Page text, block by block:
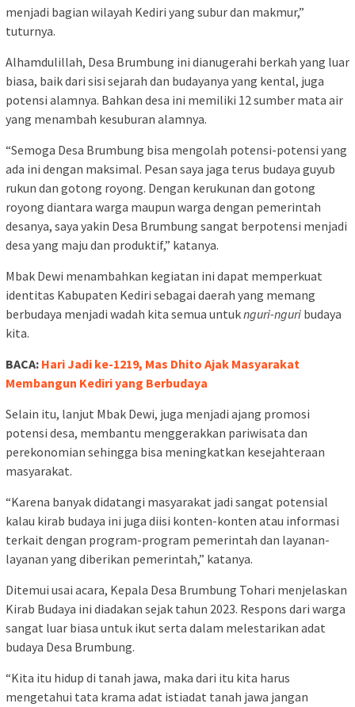
menjadi bagian wilayah Kediri yang subur dan makmur,”
tuturnya.
Alhamdulillah, Desa Brumbung ini dianugerahi berkah yang luar
biasa, baik dari sisi sejarah dan budayanya yang kental, juga
potensi alamnya. Bahkan desa ini memiliki 12 sumber mata air
yang menambah kesuburan alamnya.
“Semoga Desa Brumbung bisa mengolah potensi-potensi yang
ada ini dengan maksimal. Pesan saya jaga terus budaya guyub
rukun dan gotong royong. Dengan kerukunan dan gotong
royong diantara warga maupun warga dengan pemerintah
desanya, saya yakin Desa Brumbung sangat berpotensi menjadi
desa yang maju dan produktif,” katanya.
Mbak Dewi menambahkan kegiatan ini dapat memperkuat
identitas Kabupaten Kediri sebagai daerah yang memang
berbudaya menjadi wadah kita semua untuknguri-nguri budaya
kita.
BACA: Hari Jadi ke-1219, Mas Dhito Ajak Masyarakat
Membangun Kediri yang Berbudaya
Selain itu, lanjut Mbak Dewi, juga menjadi ajang promosi
potensi desa, membantu menggerakkan pariwisata dan
perekonomian sehingga bisa meningkatkan kesejahteraan
masyarakat.
“Karena banyak didatangi masyarakat jadi sangat potensial
kalau kirab budaya ini juga diisi konten-konten atau informasi
terkait dengan program-program pemerintah dan layanan-
layanan yang diberikan pemerintah,” katanya.
Ditemui usai acara, Kepala Desa Brumbung Tohari menjelaskan
Kirab Budaya ini diadakan sejak tahun 2023. Respons dari warga
sangat luar biasa untuk ikut serta dalam melestarikan adat
budaya Desa Brumbung.
“Kita itu hidup di tanah jawa, maka dari itu kita harus
mengetahui tata krama adat istiadat tanah jawa jangan